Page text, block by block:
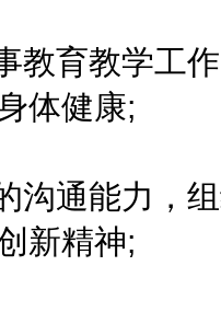
育教学工作
体健康;
通能力，组
新精神;